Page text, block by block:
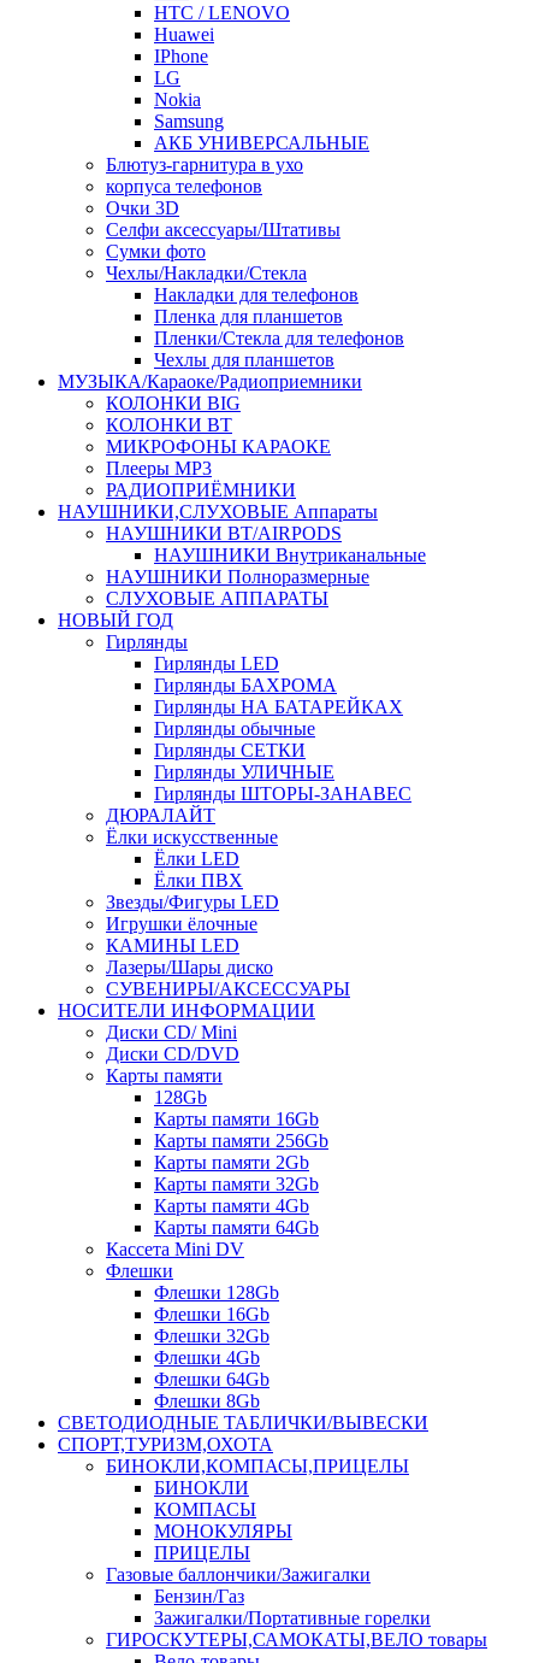
HTC / LENOVO
Huawei
IPhone
LG
Nokia
Samsung
АКБ УНИВЕРСАЛЬНЫЕ
Блютуз-гарнитура в ухо
корпуса телефонов
Очки 3D
Селфи аксессуары/Штативы
Сумки фото
Чехлы/Накладки/Стекла
Накладки для телефонов
Пленка для планшетов
Пленки/Стекла для телефонов
Чехлы для планшетов
МУЗЫКА/Караоке/Радиоприемники
КОЛОНКИ BIG
КОЛОНКИ BT
МИКРОФОНЫ КАРАОКЕ
Плееры MP3
РАДИОПРИЁМНИКИ
НАУШНИКИ,СЛУХОВЫЕ Аппараты
НАУШНИКИ BT/AIRPODS
НАУШНИКИ Внутриканальные
НАУШНИКИ Полноразмерные
СЛУХОВЫЕ АППАРАТЫ
НОВЫЙ ГОД
Гирлянды
Гирлянды LED
Гирлянды БАХРОМА
Гирлянды НА БАТАРЕЙКАХ
Гирлянды обычные
Гирлянды СЕТКИ
Гирлянды УЛИЧНЫЕ
Гирлянды ШТОРЫ-ЗАНАВЕС
ДЮРАЛАЙТ
Ёлки искусственные
Ёлки LED
Ёлки ПВХ
Звезды/Фигуры LED
Игрушки ёлочные
КАМИНЫ LED
Лазеры/Шары диско
СУВЕНИРЫ/АКСЕССУАРЫ
НОСИТЕЛИ ИНФОРМАЦИИ
Диски CD/ Mini
Диски CD/DVD
Карты памяти
128Gb
Карты памяти 16Gb
Карты памяти 256Gb
Карты памяти 2Gb
Карты памяти 32Gb
Карты памяти 4Gb
Карты памяти 64Gb
Кассета Mini DV
Флешки
Флешки 128Gb
Флешки 16Gb
Флешки 32Gb
Флешки 4Gb
Флешки 64Gb
Флешки 8Gb
СВЕТОДИОДНЫЕ ТАБЛИЧКИ/ВЫВЕСКИ
СПОРТ,ТУРИЗМ,ОХОТА
БИНОКЛИ,КОМПАСЫ,ПРИЦЕЛЫ
БИНОКЛИ
КОМПАСЫ
МОНОКУЛЯРЫ
ПРИЦЕЛЫ
Газовые баллончики/Зажигалки
Бензин/Газ
Зажигалки/Портативные горелки
ГИРОСКУТЕРЫ,САМОКАТЫ,ВЕЛО товары